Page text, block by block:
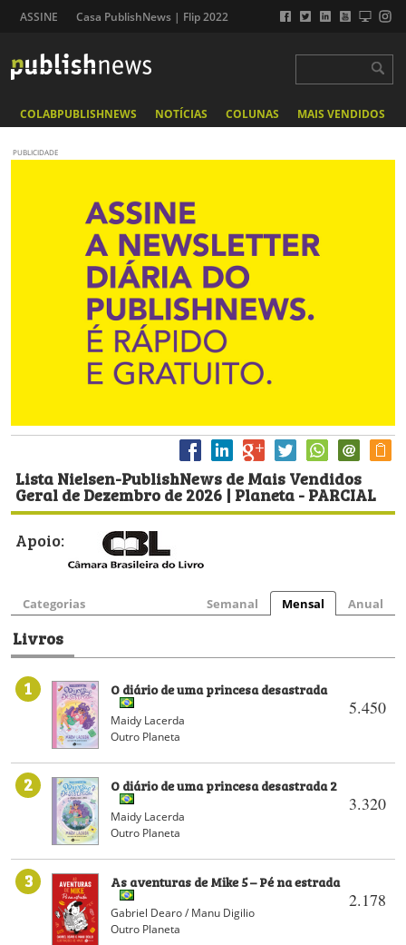
ASSINE Casa PublishNews | Flip 2022
COLABPUBLISHNEWS NOTÍCIAS COLUNAS MAIS VENDIDOS
PUBLICIDADE
Lista Nielsen-PublishNews de Mais Vendidos
Geral de Dezembro de 2026 | Planeta - PARCIAL
Apoio:
Categorias Semanal Mensal Anual
Livros
1
5.450
O diário de uma princesa desastrada
Maidy Lacerda
Outro Planeta
2
3.320
O diário de uma princesa desastrada 2
Maidy Lacerda
Outro Planeta
3
2.178
As aventuras de Mike 5 – Pé na estrada
Gabriel Dearo / Manu Digilio
Outro Planeta